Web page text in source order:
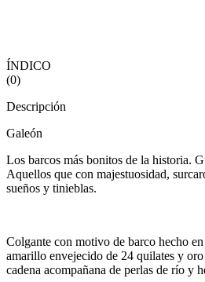
ÍNDICO
(0)
Descripción
Galeón
Los barcos más bonitos de la historia.
Aquellos que con majestuosidad,
sueños y tinieblas.
Colgante con motivo de barco hecho
amarillo envejecido de 24 quilates y
cadena acompañana de perlas de río y